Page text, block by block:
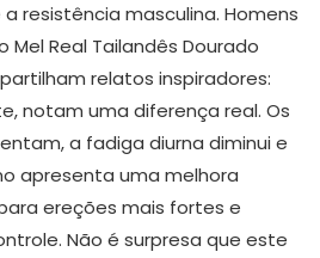
resistência masculina. Homens
Real Tailandês Dourado
relatos inspiradores:
notam uma diferença real. Os
a fadiga diurna diminui e
apresenta uma melhora
ereções mais fortes e
Não é surpresa que este